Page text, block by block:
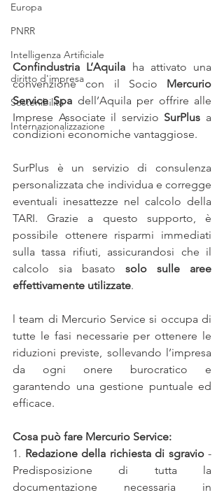
Europa
PNRR
Intelligenza Artificiale
diritto d'impresa
Sostenibilità
Internazionalizzazione
Confindustria L’Aquila ha attivato una
convenzione con il Socio Mercurio
Service Spa dell’Aquila per offrire alle
Imprese Associate il servizio SurPlus a
condizioni economiche vantaggiose.
SurPlus è un servizio di consulenza
personalizzata che individua e corregge
eventuali inesattezze nel calcolo della
TARI. Grazie a questo supporto, è
possibile ottenere risparmi immediati
sulla tassa rifiuti, assicurandosi che il
calcolo sia basato solo sulle aree
effettivamente utilizzate.
l team di Mercurio Service si occupa di
tutte le fasi necessarie per ottenere le
riduzioni previste, sollevando l’impresa
da ogni onere burocratico e
garantendo una gestione puntuale ed
efficace.
Cosa può fare Mercurio Service:
1. Redazione della richiesta di sgravio -
Predisposizione di tutta la
documentazione necessaria in